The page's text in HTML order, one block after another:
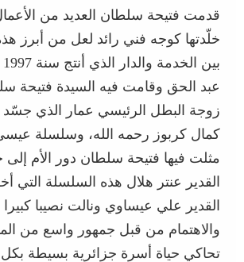
قدمت فتيحة سلطان العديد من الأعمال
خلّدتها كوجه فني رائد لعل من أبرز
عبد الحق وقامت فيه السيدة فتيحة
زوجة البطل الرئيسي عمار الذي جسّد
كمال كربوز رحمه الله، وسلسلة
مثلت فيها فتيحة سلطان دور الأم إلى
القدير عنتر هلال هذه السلسلة التي
القدير علي عيساوي ونالت نصيبا كبيرا
والاهتمام من قبل جمهور واسع من
تحاكي حياة أسرة جزائرية بسيطة بكل